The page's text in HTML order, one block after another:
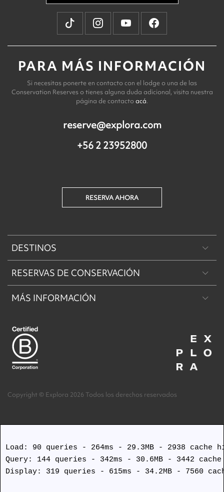
PARA MÁS INFORMACIÓN
Si necesitas ponerte en contacto con el lodge o una de las
Conservation Reserves o tienes alguna duda adicional, visita nuestra
página de contactoacá.
reserve@explora.com
+56 2 23952800
RESERVA AHORA
DESTINOS
Patagonia
Machu Picchu & Valle Sagrado
Isla de Pascua
RESERVAS DE CONSERVACIÓN
Reserva de Conservación Explora Puritama
MÁS INFORMACIÓN
Trabaja con nosotros
Términos y Condiciones
Protocolos de Seguridad Covid
Copyright © Explora 2026 Todos los derechos reservados
Load: 90 queries - 264ms - 29.3MB - 2938 cache
Query: 144 queries - 342ms - 30.6MB - 3442
Display: 319 queries - 615ms - 34.2MB - 7560